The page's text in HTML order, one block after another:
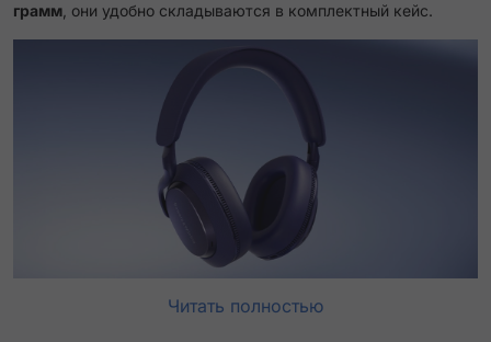
грамм , они удобно складываются в комплектный кейс.
Читать полностью